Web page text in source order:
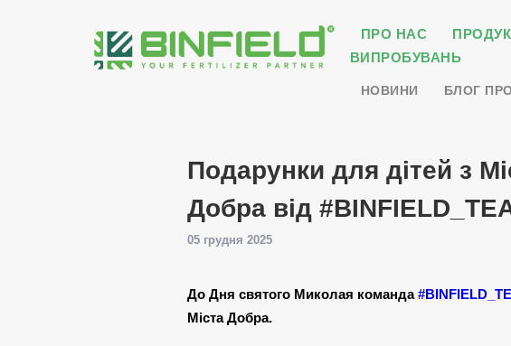
ПРО НАС
ВИПРОБУВАНЬ
НОВИНИ БЛОГ
Подарунки для дітей з
Добра від
05 грудня 2025
До Дня святого Миколая команда
Міста Добра.